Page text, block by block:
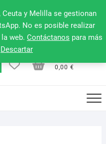
Ceuta y Melilla se gestionan
No es posible realizar
web. Contáctanos para más
Descartar
de
la
0,00 €